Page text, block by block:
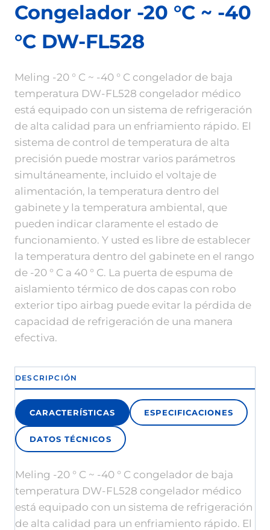
Congelador -20 °C ~ -40
°C DW-FL528
Meling -20 ° C ~ -40 ° C congelador de baja
temperatura DW-FL528 congelador médico
está equipado con un sistema de refrigeración
de alta calidad para un enfriamiento rápido. El
sistema de control de temperatura de alta
precisión puede mostrar varios parámetros
simultáneamente, incluido el voltaje de
alimentación, la temperatura dentro del
gabinete y la temperatura ambiental, que
pueden indicar claramente el estado de
funcionamiento. Y usted es libre de establecer
la temperatura dentro del gabinete en el rango
de -20 ° C a 40 ° C. La puerta de espuma de
aislamiento térmico de dos capas con robo
exterior tipo airbag puede evitar la pérdida de
capacidad de refrigeración de una manera
efectiva.
DESCRIPCIÓN
CARACTERÍSTICAS ESPECIFICACIONES
DATOS TÉCNICOS
Meling -20 ° C ~ -40 ° C congelador de baja
temperatura DW-FL528 congelador médico
está equipado con un sistema de refrigeración
de alta calidad para un enfriamiento rápido. El